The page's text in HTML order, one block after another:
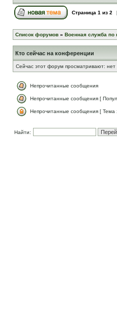
Страница 1 из 2
Список форумов » Военная служба по
Кто сейчас на конференции
Сейчас этот форум просматривают: нет
Непрочитанные сообщения
Непрочитанные сообщения [
Непрочитанные сообщения [ Тема
Найти: